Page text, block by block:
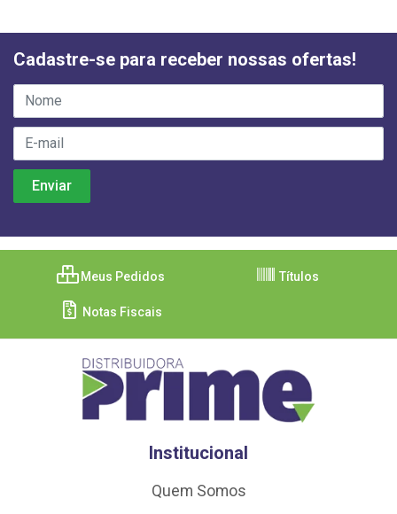
Cadastre-se para receber nossas ofertas!
Meus Pedidos Títulos
Notas Fiscais
Institucional
Quem Somos